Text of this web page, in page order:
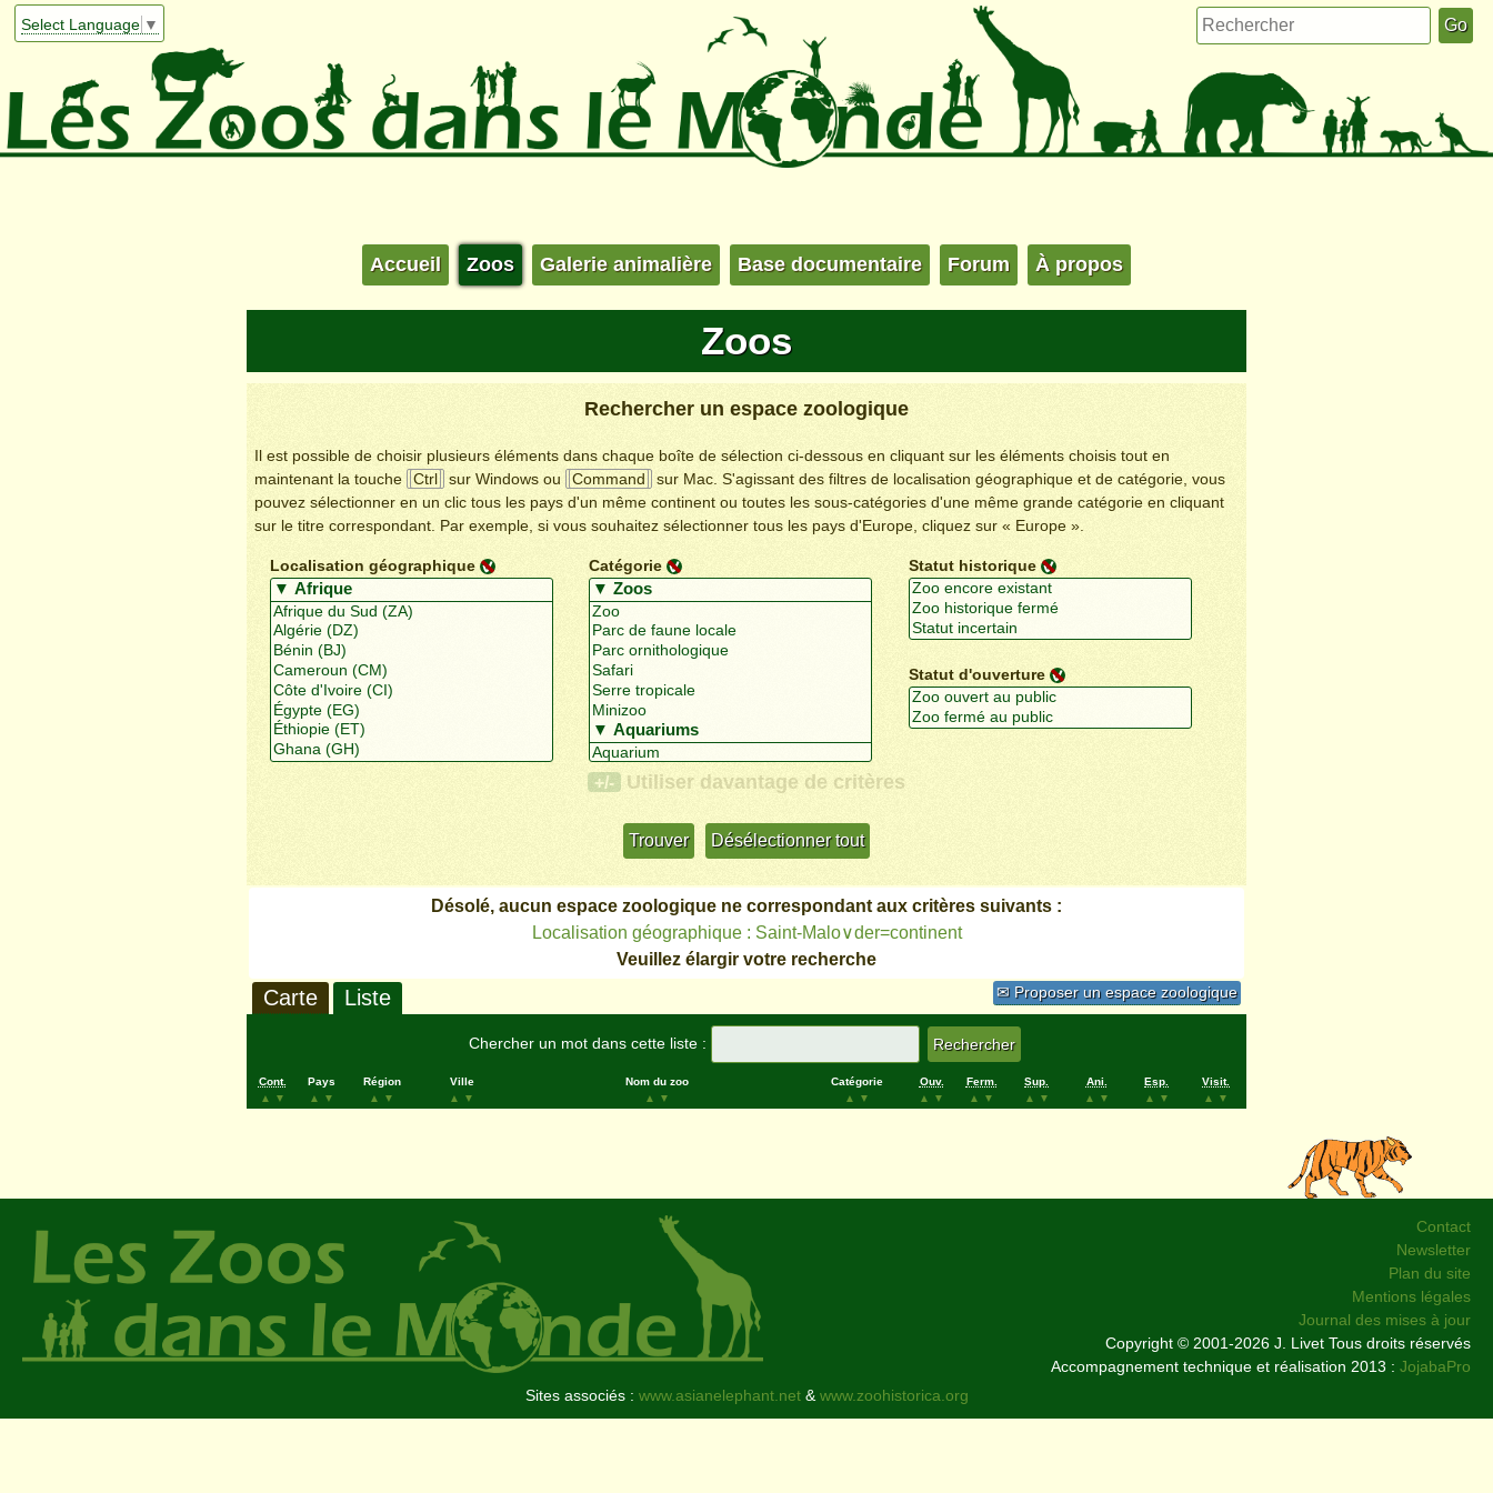
Select Language ▼
Accueil Zoos Galerie animalière Base documentaire Forum À propos
Zoos
Rechercher un espace zoologique
Il est possible de choisir plusieurs éléments dans chaque boîte de sélection ci-dessous en cliquant sur les éléments choisis tout en
maintenant la touche
Ctrl sur Windows ou Command
sur Mac. S'agissant des filtres de localisation géographique et de catégorie, vous
pouvez sélectionner en un clic tous les pays d'un même continent ou toutes les sous-catégories d'une même grande catégorie en cliquant
sur le titre correspondant. Par exemple, si vous souhaitez sélectionner tous les pays d'Europe, cliquez sur « Europe ».
Localisation géographique Catégorie Statut historique
Statut d'ouverture
+/- Utiliser davantage de critères
Désolé, aucun espace zoologique ne correspondant aux critères suivants :
Localisation géographique : Saint-Malo∨der=continent
Veuillez élargir votre recherche
✉ Proposer un espace zoologique
Carte Liste
Chercher un mot dans cette liste :
Cont.
▲
▼
Pays
▲
▼
Région
▲
▼
Ville
▲
▼
Nom du zoo
▲
▼
Catégorie
▲
▼
Ouv.
▲
▼
Ferm.
▲
▼
Sup.
▲
▼
Ani.
▲
▼
Esp.
▲
▼
Visit.
▲
▼
Contact
Newsletter
Plan du site
Mentions légales
Journal des mises à jour
Copyright © 2001-2026 J. Livet Tous droits réservés
Accompagnement technique et réalisation 2013 : JojabaPro
Sites associés : www.asianelephant.net&www.zoohistorica.org